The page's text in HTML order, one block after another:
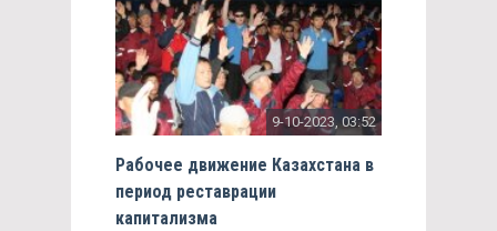
9-10-2023, 03:52
Рабочее движение Казахстана в
период реставрации
капитализма